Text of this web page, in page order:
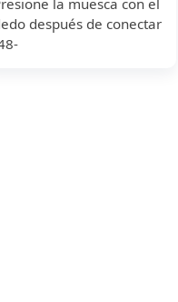
la muesca con el
después de conectar